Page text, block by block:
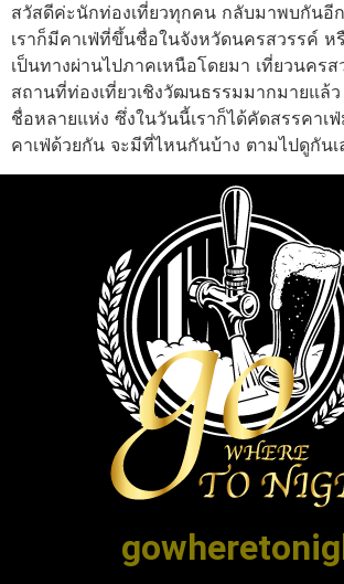
สวัสดีค่ะนักท่องเที่ยวทุกคน กลับมาพบกันอี
เราก็มีคาเฟ่ที่ขึ้นชื่อในจังหวัดนครสวรรค์ ห
เป็นทางผ่านไปภาคเหนือโดยมา เที่ยวนคร
สถานที่ท่องเที่ยวเชิงวัฒนธรรมมากมายแล้
ชื่อหลายแห่ง ซึ่งในวันนี้เราก็ได้คัดสรรคาเ
คาเฟ่ด้วยกัน จะมีที่ไหนกันบ้าง ตามไปดูกันเ